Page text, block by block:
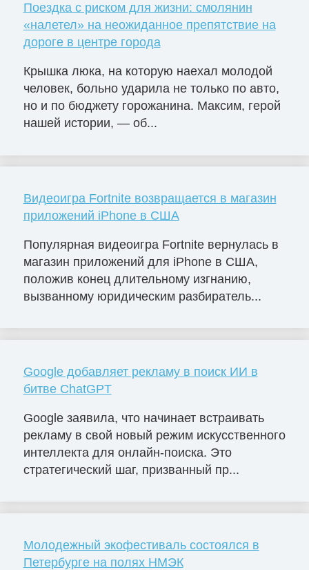
Поездка с риском для жизни: смолянин
«налетел» на неожиданное препятствие на
дороге в центре города
Крышка люка, на которую наехал молодой
человек, больно ударила не только по авто,
но и по бюджету горожанина. Максим, герой
нашей истории, — об...
Видеоигра Fortnite возвращается в магазин
приложений iPhone в США
Популярная видеоигра Fortnite вернулась в
магазин приложений для iPhone в США,
положив конец длительному изгнанию,
вызванному юридическим разбиратель...
Google добавляет рекламу в поиск ИИ в
битве ChatGPT
Google заявила, что начинает встраивать
рекламу в свой новый режим искусственного
интеллекта для онлайн-поиска. Это
стратегический шаг, призванный пр...
Молодежный экофестиваль состоялся в
Петербурге на полях НМЭК